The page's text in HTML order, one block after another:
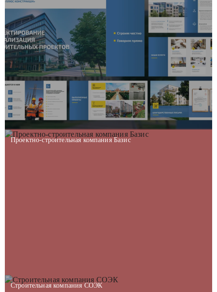
Проектно-строительная компания Базис
Строительная компания СОЭК